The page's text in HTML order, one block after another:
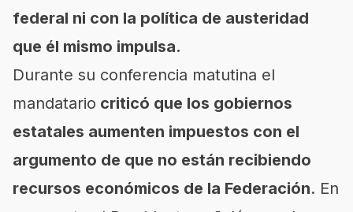
federal ni con la política de austeridad
que él mismo impulsa.
Durante su conferencia matutina el
mandatario criticó que los gobiernos
estatales aumenten impuestos con el
argumento de que no están recibiendo
recursos económicos de la Federación. En